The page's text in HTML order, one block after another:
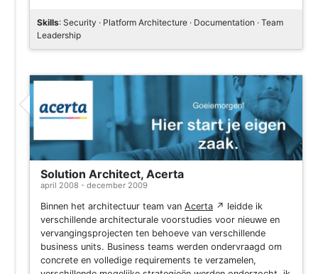
Skills: Security · Platform Architecture · Documentation · Team
Leadership
Solution Architect, Acerta
april 2008 - december 2009
Binnen het architectuur team van Acerta ↗ leidde ik
verschillende architecturale voorstudies voor nieuwe en
vervangingsprojecten ten behoeve van verschillende
business units. Business teams werden ondervraagd om
concrete en volledige requirements te verzamelen,